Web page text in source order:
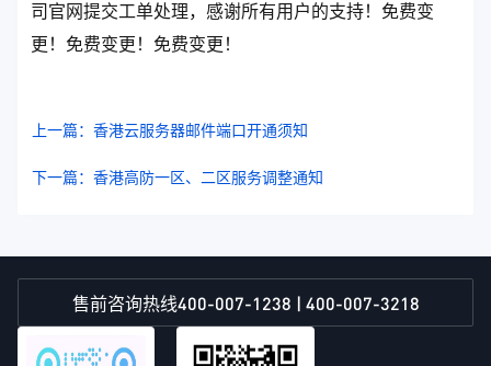
司官网提交工单处理，感谢所有用户的支持！免费变
更！免费变更！免费变更！
上一篇：香港云服务器邮件端口开通须知
下一篇：香港高防一区、二区服务调整通知
售前咨询热线400-007-1238 | 400-007-3218